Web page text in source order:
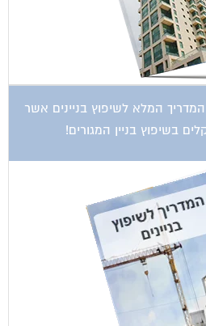
המלא לשיפוץ בניינים אשר
בשיפוץ בניין המגורים!